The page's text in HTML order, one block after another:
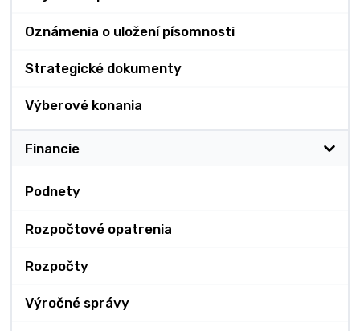
Oznámenia o uložení písomnosti
Strategické dokumenty
Výberové konania
Financie
Podnety
Rozpočtové opatrenia
Rozpočty
Výročné správy